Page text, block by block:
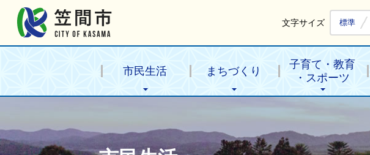
文字サイズ 標準
市民生活 まちづくり
子育て・教育
・スポーツ